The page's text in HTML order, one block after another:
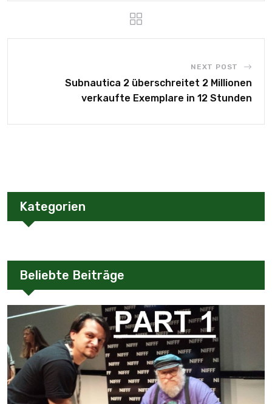
NEXT POST
Subnautica 2 überschreitet 2 Millionen
verkaufte Exemplare in 12 Stunden
Kategorien
Beliebte Beiträge